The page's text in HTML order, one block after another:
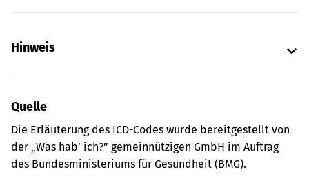
Hinweis
Quelle
Die Erläuterung des ICD-Codes wurde bereitgestellt von
der „Was hab’ ich?” gemeinnützigen GmbH im Auftrag
des Bundesministeriums für Gesundheit (BMG).